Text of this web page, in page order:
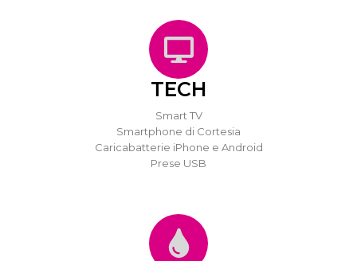
TECH
Smart TV
Smartphone di Cortesia
Caricabatterie iPhone e Android
Prese USB